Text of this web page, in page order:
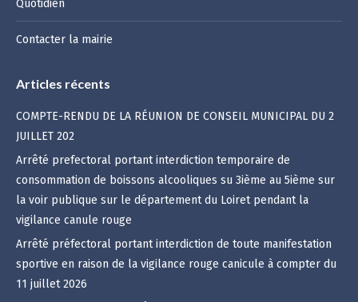
Quotidien
Contacter la mairie
Articles récents
COMPTE-RENDU DE LA RÉUNION DE CONSEIL MUNICIPAL DU 2
JUILLET 202
Arrêté prefectoral portant interdiction temporaire de
consommation de boissons alcooliques su 3ième au 5ième sur
la voir publique sur le département du Loiret pendant la
vigilance canule rouge
Arrêté préfectoral portant interdiction de toute manifestation
sportive en raison de la vigilance rouge canicule à compter du
11 juillet 2026